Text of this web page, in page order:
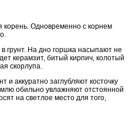
корень. Одновременно с корнем
в грунт. На дно горшка насыпают не
керамзит, битый кирпич, колотый
скорлупа.
и аккуратно заглубляют косточку
обильно увлажняют отстоянной
на светлое место для того,